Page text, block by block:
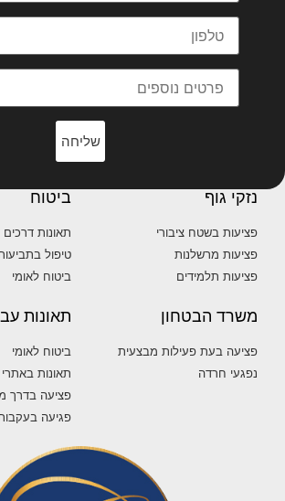
שליחה
נזקי גוף
פציעות בשטח ציבורי
פציעות מרשלנות
פציעות תלמידים
ביטוח
תאונות דרכים
טיפול
ביטוח לאומי
משרד הבטחון
פציעה בעת פעילות מבצעית
נפגעי חרדה
תאונות
ביטוח לאומי
תאונות באתרי
פציעה בדרך
פגיעה